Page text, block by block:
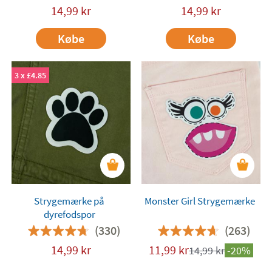
14,99 kr
Købe
14,99 kr
Købe
3 x £4.85
Strygemærke på
dyrefodspor
(330)
14,99 kr
Monster Girl Strygemærke
(263)
11,99 kr14,99kr-20%